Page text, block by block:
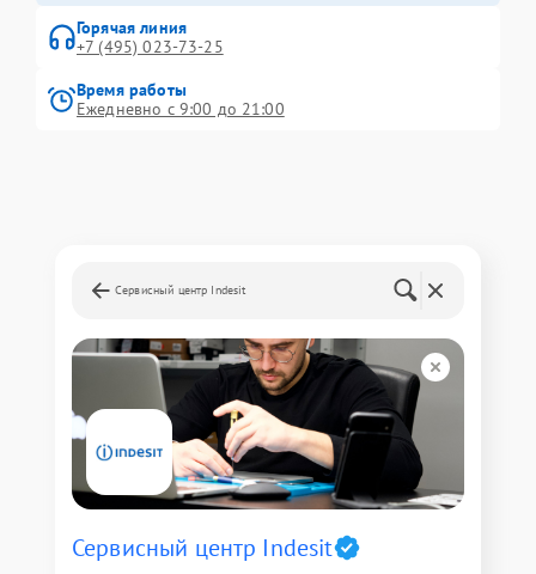
Горячая линия
+7 (495) 023-73-25
Время работы
Ежедневно с 9:00 до 21:00
Сервисный центр Indesit
Сервисный центр Indesit